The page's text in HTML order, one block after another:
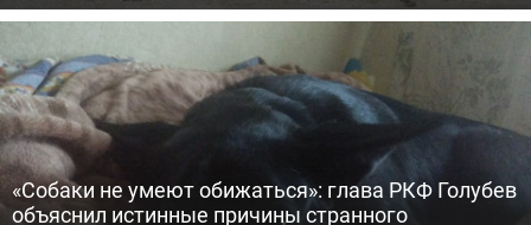
«Собаки не умеют обижаться»: глава РКФ Голубев
объяснил истинные причины странного